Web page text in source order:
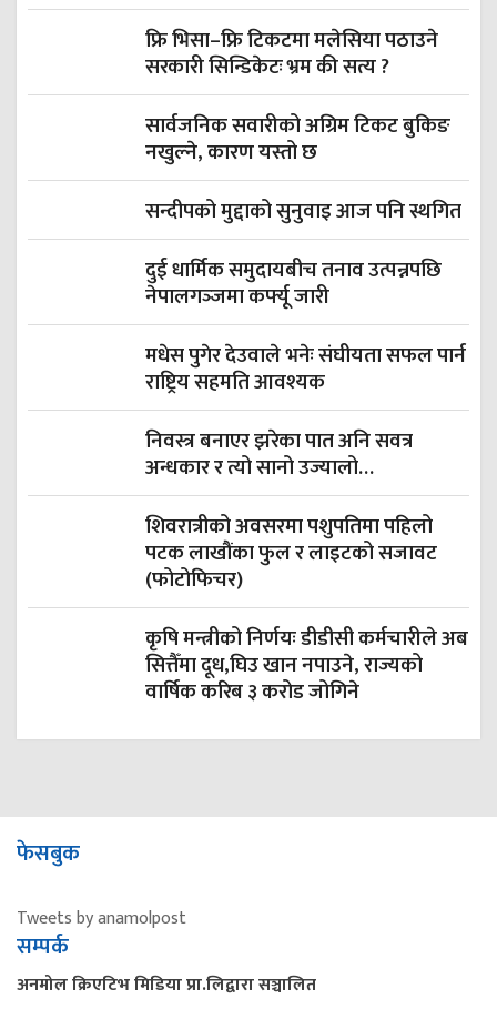
फ्रि भिसा–फ्रि टिकटमा मलेसिया पठाउने
सरकारी सिन्डिकेटः भ्रम की सत्य ?
सार्वजनिक सवारीको अग्रिम टिकट बुकिङ
नखुल्ने, कारण यस्तो छ
सन्दीपको मुद्दाको सुनुवाइ आज पनि स्थगित
दुई धार्मिक समुदायबीच तनाव उत्पन्नपछि
नेपालगञ्‍जमा कर्फ्यू जारी
मधेस पुगेर देउवाले भनेः संघीयता सफल पार्न
राष्ट्रिय सहमति आवश्यक
निवस्त्र बनाएर झरेका पात अनि सवत्र
अन्धकार र त्यो सानो उज्यालो…
शिवरात्रीको अवसरमा पशुपतिमा पहिलो
पटक लाखौंका फुल र लाइटको सजावट
(फोटोफिचर)
कृषि मन्त्रीको निर्णयः डीडीसी कर्मचारीले अब
सित्तैँमा दूध,घिउ खान नपाउने, राज्यको
वार्षिक करिब ३ करोड जोगिने
फेसबुक
Tweets by anamolpost
सम्पर्क
अनमोल क्रिएटिभ मिडिया प्रा.लिद्वारा सञ्चालित